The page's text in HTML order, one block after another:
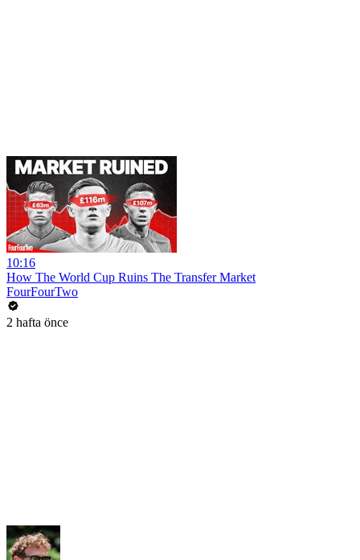
10:16
How The World Cup Ruins The Transfer Market
FourFourTwo
2 hafta önce